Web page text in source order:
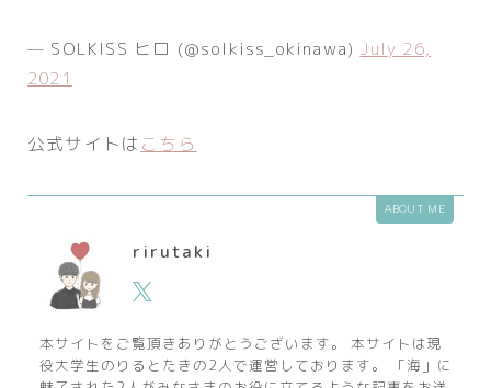
— SOLKISS ヒロ (@solkiss_okinawa) July 26,
2021
公式サイトは こちら
ABOUT ME
rirutaki
本サイトをご覧頂きありがとうございます。 本サイトは現
役大学生のりるとたきの2人で運営しております。 「海」に